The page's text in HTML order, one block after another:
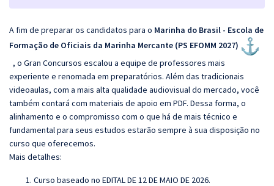
A fim de preparar os candidatos para o Marinha do Brasil - Escola de
Formação de Oficiais da Marinha Mercante (PS EFOMM 2027)
, o Gran Concursos escalou a equipe de professores mais
experiente e renomada em preparatórios. Além das tradicionais
videoaulas, com a mais alta qualidade audiovisual do mercado, você
também contará com materiais de apoio em PDF. Dessa forma, o
alinhamento e o compromisso com o que há de mais técnico e
fundamental para seus estudos estarão sempre à sua disposição no
curso que oferecemos.
Mais detalhes:
Curso baseado no EDITAL DE 12 DE MAIO DE 2026.